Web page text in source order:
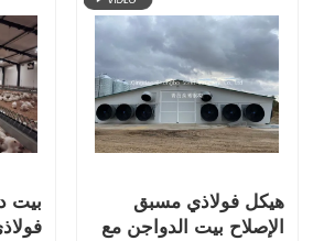
هيكل فولاذي مسبق
الإصلاح بيت الدواجن مع
بيت